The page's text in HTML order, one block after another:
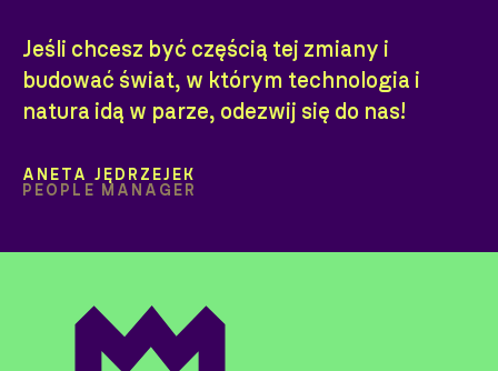
Jeśli chcesz być częścią tej zmiany i
budować świat, w którym technologia i
natura idą w parze, odezwij się do nas!
ANETA JĘDRZEJEK
PEOPLE MANAGER